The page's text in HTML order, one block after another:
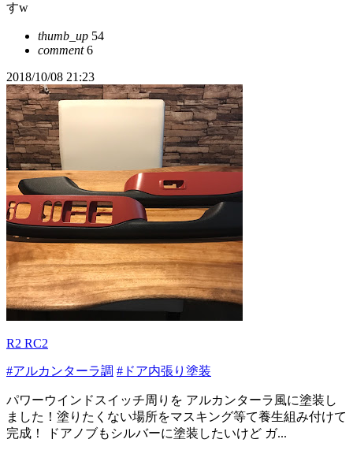
すw
thumb_up 54
comment6
2018/10/08 21:23
R2 RC2
#アルカンターラ調 #ドア内張り塗装
パワーウインドスイッチ周りを アルカンターラ風に塗装し
ました！塗りたくない場所をマスキング等て養生組み付けて
完成！ ドアノブもシルバーに塗装したいけど ガ...